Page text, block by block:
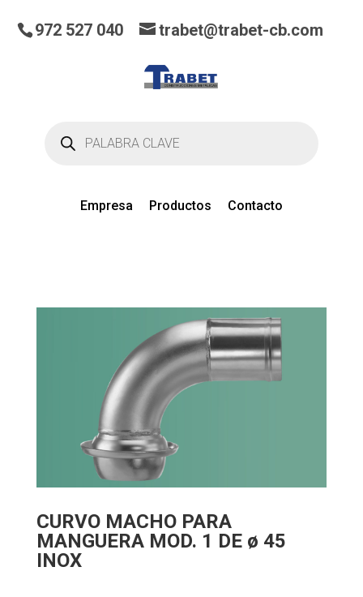
productos
Empresa Productos Contacto
972 527 040 trabet@trabet-cb.com
CURVO MACHO PARA
MANGUERA MOD. 1 DE ø 45
INOX